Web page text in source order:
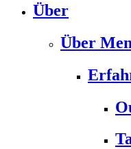
Über
Über